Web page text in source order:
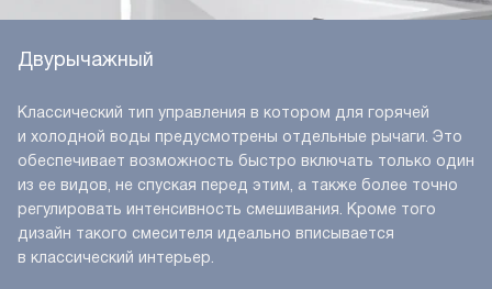
Двурычажный
Классический тип управления в котором для горячей
и холодной воды предусмотрены отдельные рычаги. Это
обеспечивает возможность быстро включать только один
из ее видов, не спуская перед этим, а также более точно
регулировать интенсивность смешивания. Кроме того
дизайн такого смесителя идеально вписывается
в классический интерьер.